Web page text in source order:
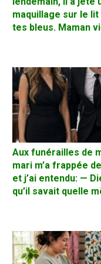
maquillage sur le lit
tes bleus. Maman
Aux funérailles de
mari m’a frappée
et j’ai entendu: —
qu’il savait quelle